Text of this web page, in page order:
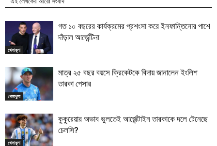
খেলাধুলা
গত ১০ বছরের কার্যক্রমের প্রশংসা করে ইনফান্তিনোর পাশে
দাঁড়াল আর্জেন্টিনা
খেলাধুলা
মাত্র ২৫ বছর বয়সে ক্রিকেটকে বিদায় জানালেন ইংলিশ
তারকা পেসার
খেলাধুলা
কুকুরেয়ার অভাব ভুলতেই আর্জেন্টাইন তারকাকে দলে টেনেছে
চেলসি?